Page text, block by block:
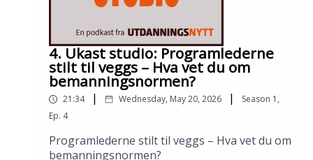
4. Ukast studio: Programlederne
stilt til veggs – Hva vet du om
bemanningsnormen?
21:34 | Wednesday, May 20, 2026 | Season 1 ,
Ep. 4
Programlederne stilt til veggs – Hva vet du om
bemanningsnormen?